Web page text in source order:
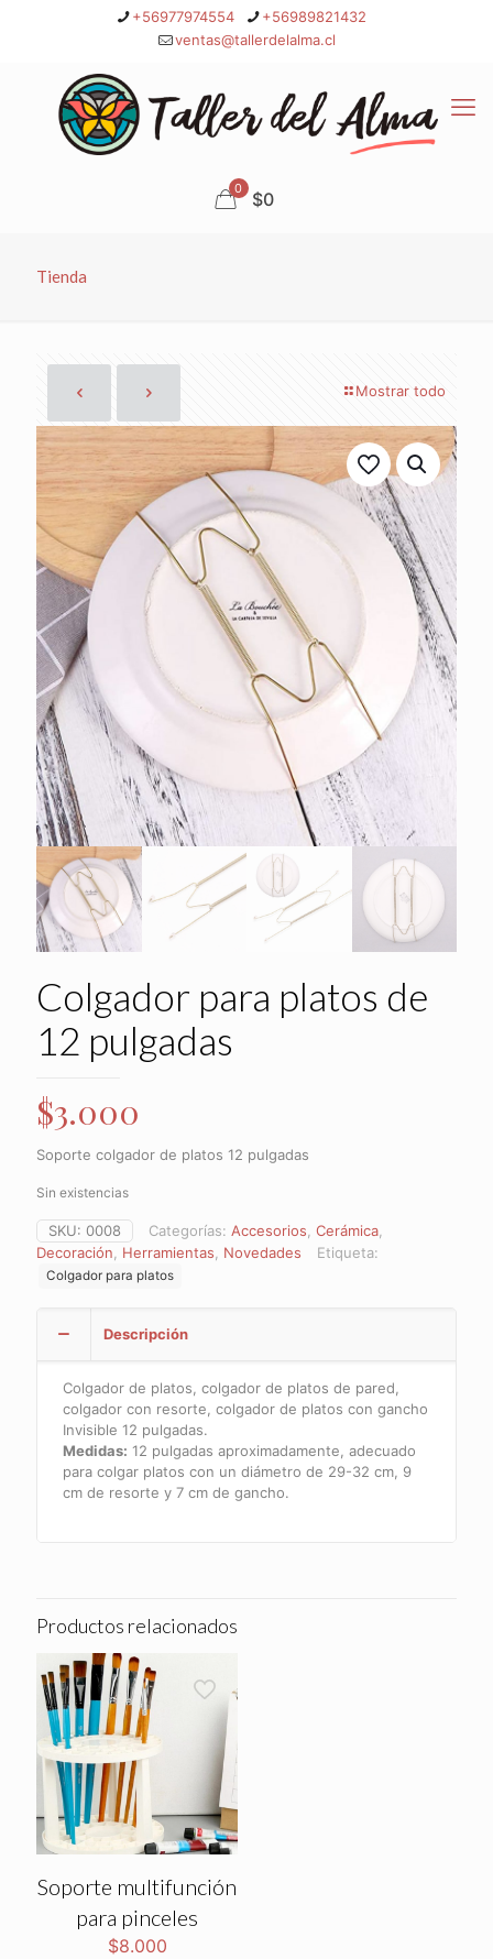
+56977974554
+56989821432
ventas@tallerdelalma.cl
0 $0
Tienda
Mostrar todo
Colgador para platos de
12 pulgadas
$3.000
Soporte colgador de platos 12 pulgadas
Sin existencias
SKU: 0008 Categorías: Accesorios Cerámica
Decoración
Herramientas Novedades Etiqueta:
Colgador para platos
Descripción
Colgador de platos, colgador de platos de pared,
colgador con resorte, colgador de platos con gancho
Invisible 12 pulgadas.
Medidas: 12 pulgadas aproximadamente, adecuado
para colgar platos con un diámetro de 29-32 cm, 9
cm de resorte y 7 cm de gancho.
Productos relacionados
Soporte multifunción
para pinceles
$8.000